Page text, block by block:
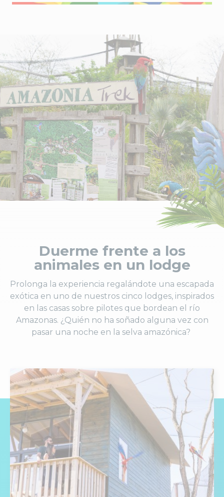
Duerme frente a los
animales en un lodge
Prolonga la experiencia regalándote una escapada
exótica en uno de nuestros cinco lodges, inspirados
en las casas sobre pilotes que bordean el río
Amazonas. ¿Quién no ha soñado alguna vez con
pasar una noche en la selva amazónica?